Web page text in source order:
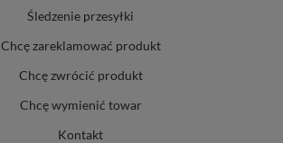
Śledzenie przesyłki
Chcę zareklamować produkt
Chcę zwrócić produkt
Chcę wymienić towar
Kontakt